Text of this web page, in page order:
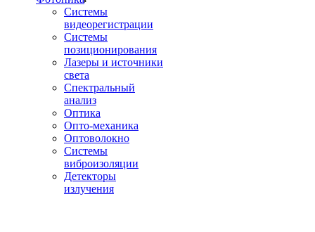
Cистемы
видеорегистрации
Системы
позиционирования
Лазеры и источники
света
Спектральный
анализ
Оптика
Опто-механика
Оптоволокно
Системы
виброизоляции
Детекторы
излучения